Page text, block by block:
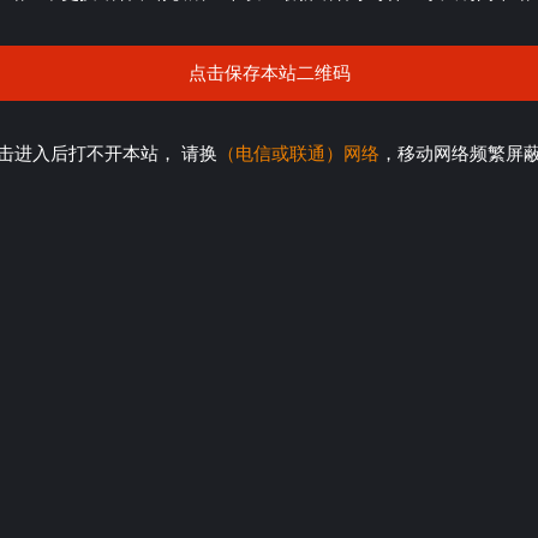
点击保存本站二维码
进入后打不开本站， 请换 （电信或联通）网络 ，移动网络频繁屏